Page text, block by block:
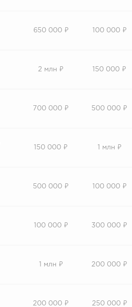
650 000 ₽ 100 000 ₽
2 млн ₽ 150 000 ₽
700 000 ₽ 500 000 ₽
150 000 ₽ 1 млн ₽
500 000 ₽ 100 000 ₽
100 000 ₽ 300 000 ₽
1 млн ₽ 200 000 ₽
200 000 ₽ 250 000 ₽